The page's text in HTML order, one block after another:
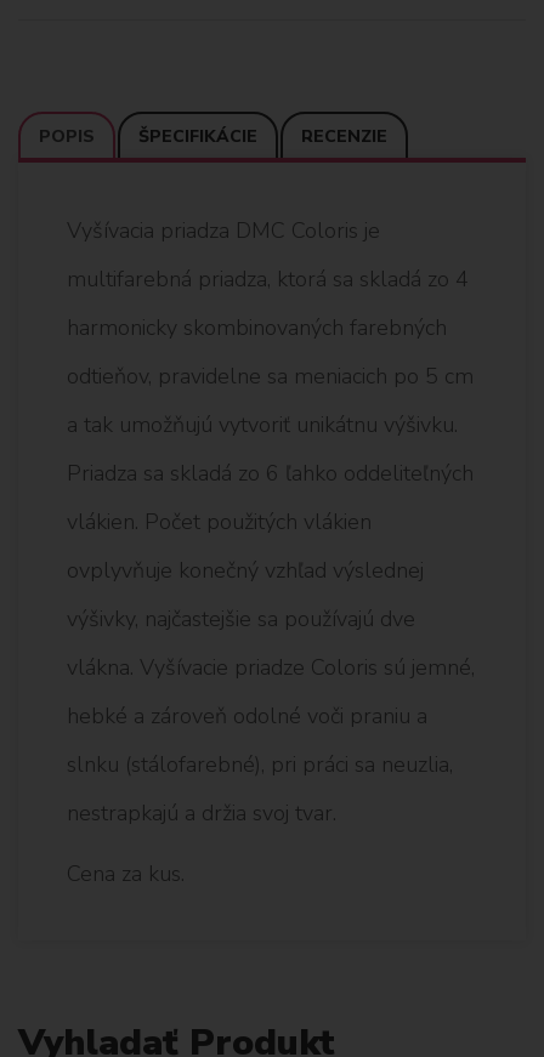
POPIS ŠPECIFIKÁCIE RECENZIE
Vyšívacia priadza DMC Coloris je
multifarebná priadza, ktorá sa skladá zo 4
harmonicky skombinovaných farebných
odtieňov, pravidelne sa meniacich po 5 cm
a tak umožňujú vytvoriť unikátnu výšivku.
Priadza sa skladá zo 6 ľahko oddeliteľných
vlákien. Počet použitých vlákien
ovplyvňuje konečný vzhľad výslednej
výšivky, najčastejšie sa používajú dve
vlákna. Vyšívacie priadze Coloris sú jemné,
hebké a zároveň odolné voči praniu a
slnku (stálofarebné), pri práci sa neuzlia,
nestrapkajú a držia svoj tvar.
Cena za kus.
Vyhladať Produkt